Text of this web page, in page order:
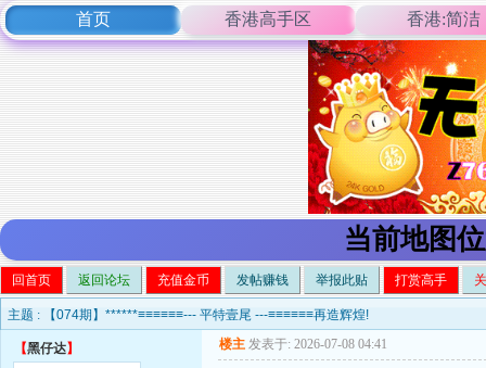
首页 香港高手区 香港:简洁
当前地图
回首页 返回论坛 充值金币 发帖赚钱 举报此贴 打赏高手
主题 : 【074期】******≡≡≡≡≡≡--- 平特壹尾 ---≡≡≡≡≡≡再造辉煌!
【黑仔达】 楼主 发表于: 2026-07-08 04:41